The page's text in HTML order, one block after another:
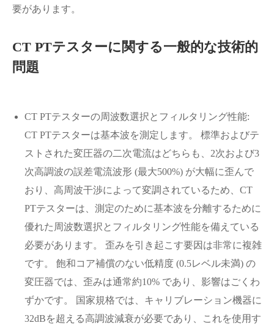
要があります。
CT PTテスターに関する一般的な技術的
問題
CT PTテスターの周波数選択とフィルタリング性能:
CT PTテスターは基本波を測定します。 標準およびテ
ストされた変圧器の二次電流はどちらも、2次および3
次高調波の誤差電流波形 (最大500%) が大幅に歪んで
おり、高周波干渉によって変調されているため、CT
PTテスターは、測定のために基本波を分離するために
優れた周波数選択とフィルタリング性能を備えている
必要があります。 歪みを引き起こす要因は非常に複雑
です。 飽和コア補償のない低精度 (0.5レベル未満) の
変圧器では、歪みは通常約10% であり、影響はごくわ
ずかです。 国家規格では、キャリブレーション機器に
32dBを超える高調波減衰が必要であり、これを使用す